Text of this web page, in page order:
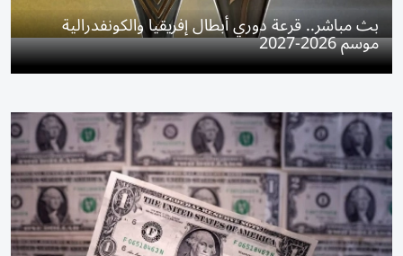
بث مباشر.. قرعة دوري أبطال إفريقيا والكونفدرالية
موسم 2026-2027